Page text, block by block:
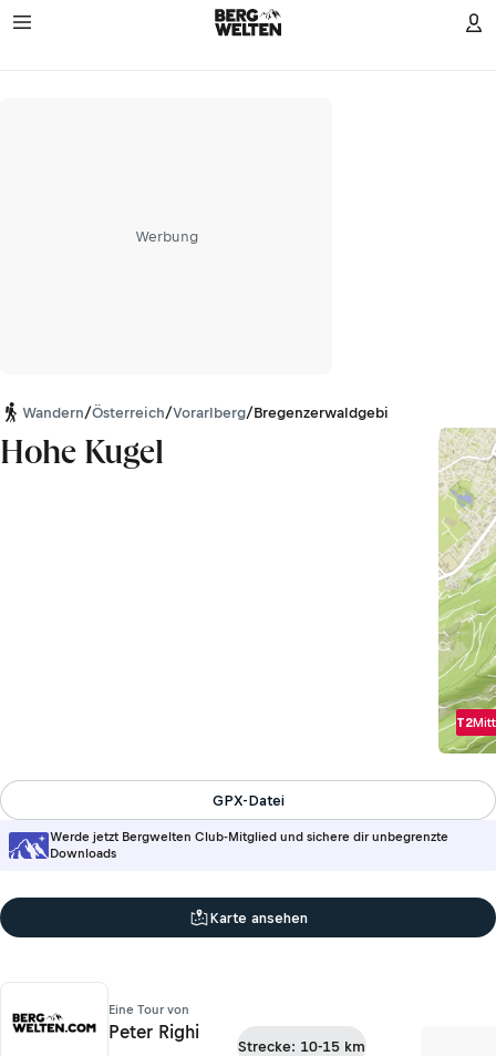
Werbung
Wandern/Österreich/Vorarlberg/Bregenzerwaldgebirge
Hohe Kugel
T2
Werde jetzt Bergwelten Club-Mitglied und sichere dir unbegrenzte
Downloads
GPX-Datei
Karte ansehen
Eine Tour von
Peter Righi
Strecke: 10-15 km